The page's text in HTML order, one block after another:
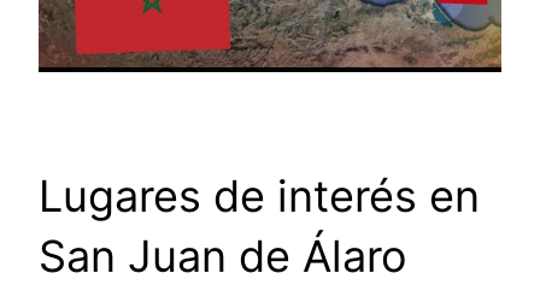
Lugares de interés en
San Juan de Álaro